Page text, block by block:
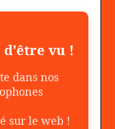
vu !
dans nos
sur le web !